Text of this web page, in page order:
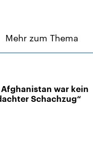
Mehr zum Thema
Afghanistan war kein
Schachzug“